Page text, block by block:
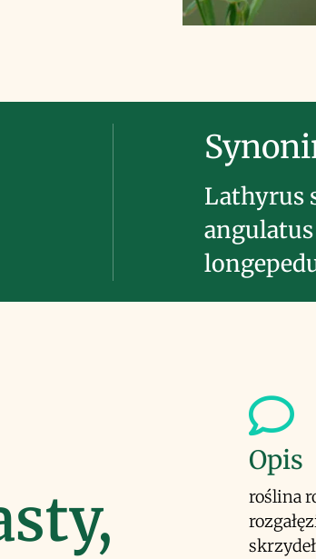
Lathyrus
Opis
roślina